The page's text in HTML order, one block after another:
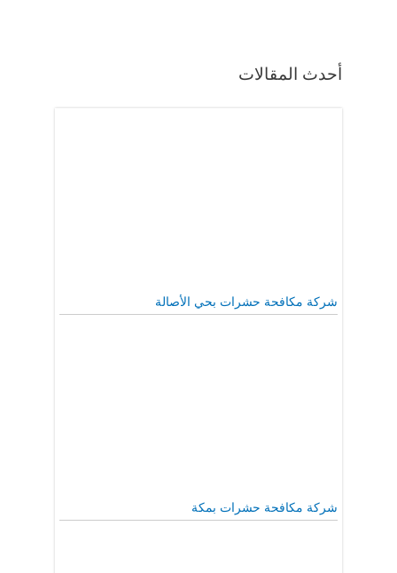
أحدث المقالات
شركة مكافحة حشرات بحي الأصالة
شركة مكافحة حشرات بمكة